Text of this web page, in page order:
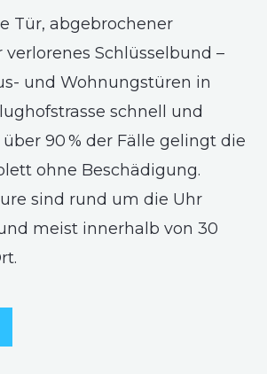
Tür, abgebrochener
verlorenes Schlüsselbund –
und Wohnungstüren in
schnell und
90 % der Fälle gelingt die
ohne Beschädigung.
sind rund um die Uhr
meist innerhalb von 30